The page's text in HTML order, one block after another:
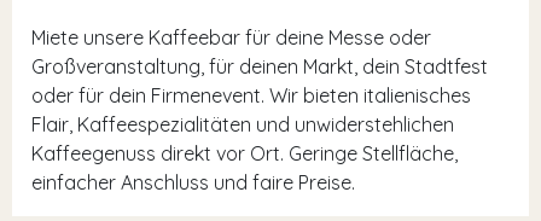
Miete unsere Kaffeebar für deine Messe oder
Großveranstaltung, für deinen Markt, dein Stadtfest
oder für dein Firmenevent. Wir bieten italienisches
Flair, Kaffeespezialitäten und unwiderstehlichen
Kaffeegenuss direkt vor Ort. Geringe Stellfläche,
einfacher Anschluss und faire Preise.